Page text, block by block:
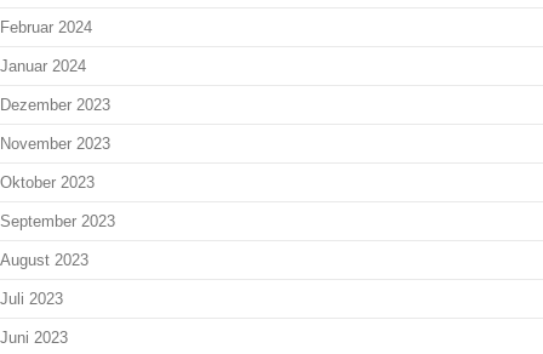
Februar 2024
Januar 2024
Dezember 2023
November 2023
Oktober 2023
September 2023
August 2023
Juli 2023
Juni 2023